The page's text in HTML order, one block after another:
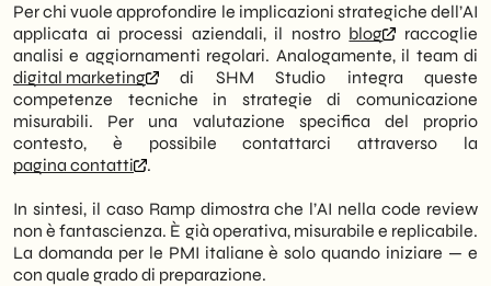
Per chi vuole approfondire le implicazioni strategiche dell’AI
applicata ai processi aziendali, il nostro blog
raccoglie
analisi e aggiornamenti regolari. Analogamente, il team di
digital marketing
di SHM Studio integra queste
competenze tecniche in strategie di comunicazione
misurabili. Per una valutazione specifica del proprio
contesto, è possibile contattarci attraverso la
pagina contatti
.
In sintesi, il caso Ramp dimostra che l’AI nella code review
non è fantascienza. È già operativa, misurabile e replicabile.
La domanda per le PMI italiane è solo quando iniziare — e
con quale grado di preparazione.